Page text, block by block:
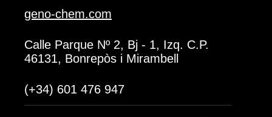
geno-chem.com
Calle Parque Nº 2, Bj - 1, Izq. C.P.
46131, Bonrepòs i Mirambell
(+34) 601 476 947